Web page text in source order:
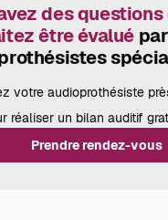
des questions
être évalué
votre audioprothésiste
réaliser un bilan auditif
Prendre rendez-vous